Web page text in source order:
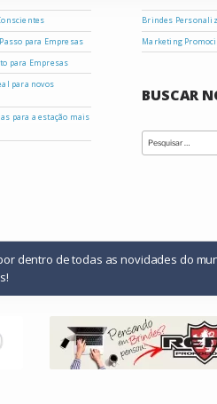
para Empresas
para Empresas
para novos
para a estação mais
Brindes
Marketing
BUSCAR
por:
dentro de todas as novidades do